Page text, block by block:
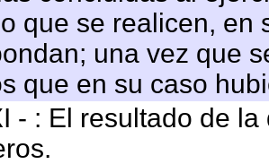
que se realicen, en
una vez que
que en su caso
- : El resultado de